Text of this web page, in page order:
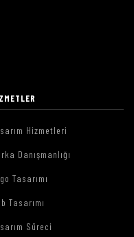
Hizmetleri
Danışmanlığı
Tasarımı
Tasarımı
Süreci